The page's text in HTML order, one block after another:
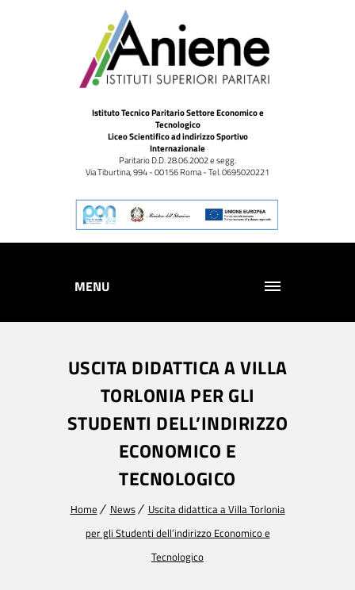
Istituto Tecnico Paritario Settore Economico e
Tecnologico
Liceo Scientifico ad indirizzo Sportivo
Internazionale
Paritario D.D. 28.06.2002 e segg.
Via Tiburtina, 994 - 00156 Roma - Tel. 0695020221
MENU
USCITA DIDATTICA A VILLA
TORLONIA PER GLI
STUDENTI DELL’INDIRIZZO
ECONOMICO E
TECNOLOGICO
Home News
Uscita didattica a Villa Torlonia
per gli Studenti dell’indirizzo Economico e
Tecnologico